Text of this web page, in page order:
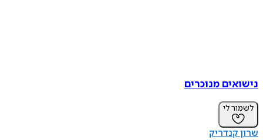
נישואים מנוכרים
לשמור לי
שרון קנדריק